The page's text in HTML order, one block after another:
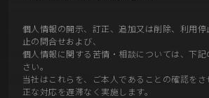
個人情報の開示、訂正、追加又は削除、利用
止の問合せおよび、
個人情報に関する苦情・相談については、下
さい。
当社はこれらを、ご本人であることの確認を
正な対応を遅滞なく実施します。